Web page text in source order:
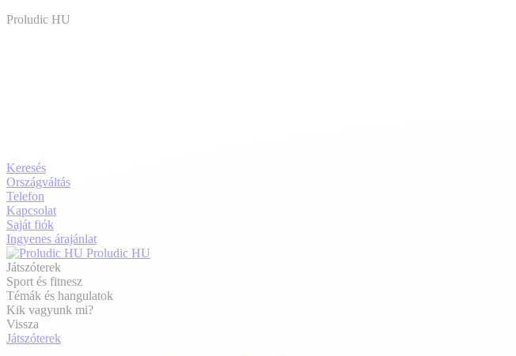
Proludic HU
Keresés
Országváltás
Telefon
Kapcsolat
Saját fiók
Ingyenes árajánlat
Proludic HU
Játszóterek
Sport és fitnesz
Témák és hangulatok
Kik vagyunk mi?
Vissza
Játszóterek